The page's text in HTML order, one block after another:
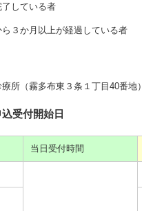
している者
３か月以上が経過している者
所（霧多布東３条１丁目40番地）
受付開始日
当日受付時間